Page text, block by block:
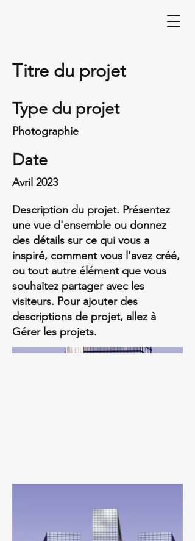
Titre du projet
Type du projet
Photographie
Date
Avril 2023
Description du projet. Présentez
une vue d'ensemble ou donnez
des détails sur ce qui vous a
inspiré, comment vous l'avez créé,
ou tout autre élément que vous
souhaitez partager avec les
visiteurs. Pour ajouter des
descriptions de projet, allez à
Gérer les projets.